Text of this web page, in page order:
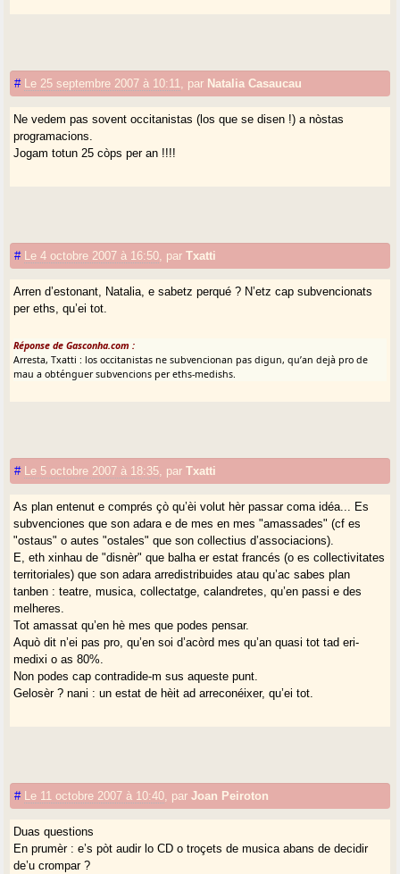
# Le 25 septembre 2007 à 10:11 par Natalia Casaucau
Ne vedem pas sovent occitanistas (los que se disen !) a nòstas
programacions.
Jogam totun 25 còps per an !!!!
# Le 4 octobre 2007 à 16:50 parTxatti
Arren d’estonant, Natalia, e sabetz perqué ? N’etz cap subvencionats
per eths, qu’ei tot.
Réponse de Gasconha.com :
Arresta, Txatti : los occitanistas ne subvencionan pas digun, qu’an dejà pro de
mau a obténguer subvencions per eths-medishs.
# Le 5 octobre 2007 à 18:35 parTxatti
As plan entenut e comprés çò qu’èi volut hèr passar coma idéa... Es
subvenciones que son adara e de mes en mes "amassades" (cf es
"ostaus" o autes "ostales" que son collectius d’associacions).
E, eth xinhau de "disnèr" que balha er estat francés (o es collectivitates
territoriales) que son adara arredistribuides atau qu’ac sabes plan
tanben : teatre, musica, collectatge, calandretes, qu’en passi e des
melheres.
Tot amassat qu’en hè mes que podes pensar.
Aquò dit n’ei pas pro, qu’en soi d’acòrd mes qu’an quasi tot tad eri-
medixi o as 80%.
Non podes cap contradide-m sus aqueste punt.
Gelosèr ? nani : un estat de hèit ad arreconéixer, qu’ei tot.
# Le 11 octobre 2007 à 10:40 parJoan Peiroton
Duas questions
En prumèr : e’s pòt audir lo CD o troçets de musica abans de decidir
de’u crompar ?